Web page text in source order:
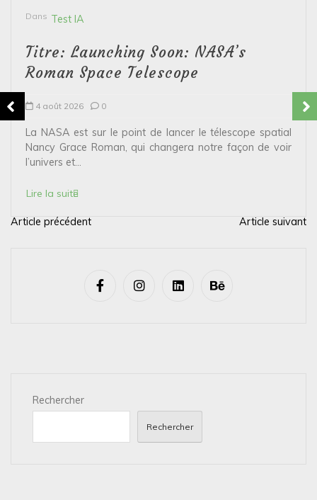
Dans Test IA
Titre: Launching Soon: NASA’s
Roman Space Telescope
4 août 2026 0
La NASA est sur le point de lancer le télescope spatial
Nancy Grace Roman, qui changera notre façon de voir
l’univers et...
Lire la suite
N
Article précédent Article suivant
Rechercher
Rechercher